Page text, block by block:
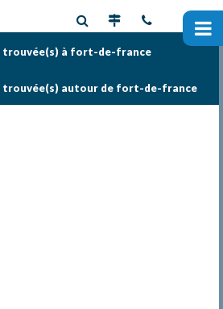
trouvée(s) à fort-de-france
trouvée(s) autour de fort-de-france